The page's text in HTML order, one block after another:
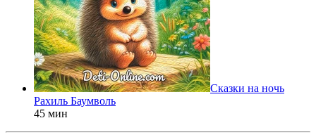
Сказки на ночь
Рахиль Баумволь
45 мин